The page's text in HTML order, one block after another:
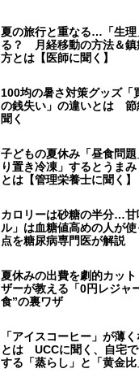
夏の旅行と重なる…「生理
る？ 月経移動の方法＆鎮
方とは【医師に聞く】
100均の暑さ対策グッズ「
の銭失い」の違いとは 節
聞く
子どもの夏休み「昼食問
り置き冷凍」するとうま
とは【管理栄養士に聞く】
カロリーは砂糖の半分…甘
ル」は血糖値高めの人が
点を糖尿病専門医が解説
夏休みの出費を劇的カッ
ザーが教える「0円レジャ
食”の裏ワザ
「アイスコーヒー」が薄
とは UCCに聞く、自宅
する「蒸らし」と「黄金比